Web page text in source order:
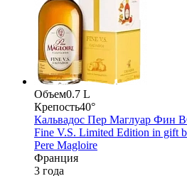
Объем0.7 L
Крепость40°
Кальвадос Пер Маглуар Фин
Fine V.S. Limited Edition in gift
Pere Magloire
Франция
3 года